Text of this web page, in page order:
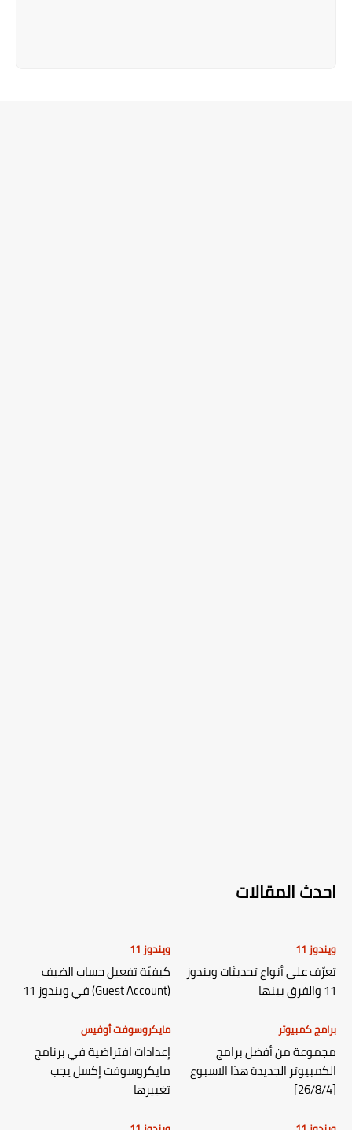
احدث المقالات
ويندوز 11
تعرّف على أنواع تحديثات ويندوز
11 والفرق بينها
ويندوز 11
كيفيّة تفعيل حساب الضيف
(Guest Account) في ويندوز 11
برامج كمبيوتر
مجموعة من أفضل برامج
الكمبيوتر الجديدة هذا الاسبوع
[26/8/4]
مايكروسوفت أوفيس
إعدادات افتراضية في برنامج
مايكروسوفت إكسل يجب
تغييرها